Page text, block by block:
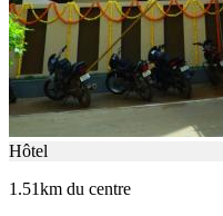
Hôtel
1.51km du centre